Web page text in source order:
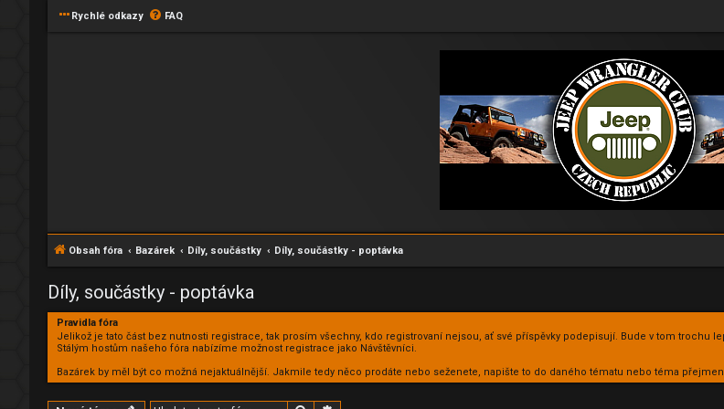
Rychlé odkazy FAQ
Obsah fóra Bazárek Díly, součástky Díly, součástky - poptávka
Díly, součástky - poptávka
Pravidla fóra
Jelikož je tato část bez nutnosti registrace, tak prosím všechny, kdo registrovaní nejsou, ať své příspěvky podepisují. Bude v tom trochu
Stálým hostům našeho fóra nabízíme možnost registrace jako Návštěvníci.
Bazárek by měl být co možná nejaktuálnější. Jakmile tedy něco prodáte nebo seženete, napište to do daného tématu nebo téma